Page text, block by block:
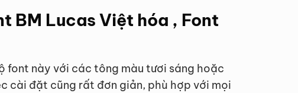
BM Lucas Việt hóa , Font
font này với các tông màu tươi sáng hoặc
cài đặt cũng rất đơn giản, phù hợp với mọi